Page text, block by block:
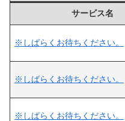
サービス名
※しばらくお待ちください。
※しばらくお待ちください。
※しばらくお待ちください。